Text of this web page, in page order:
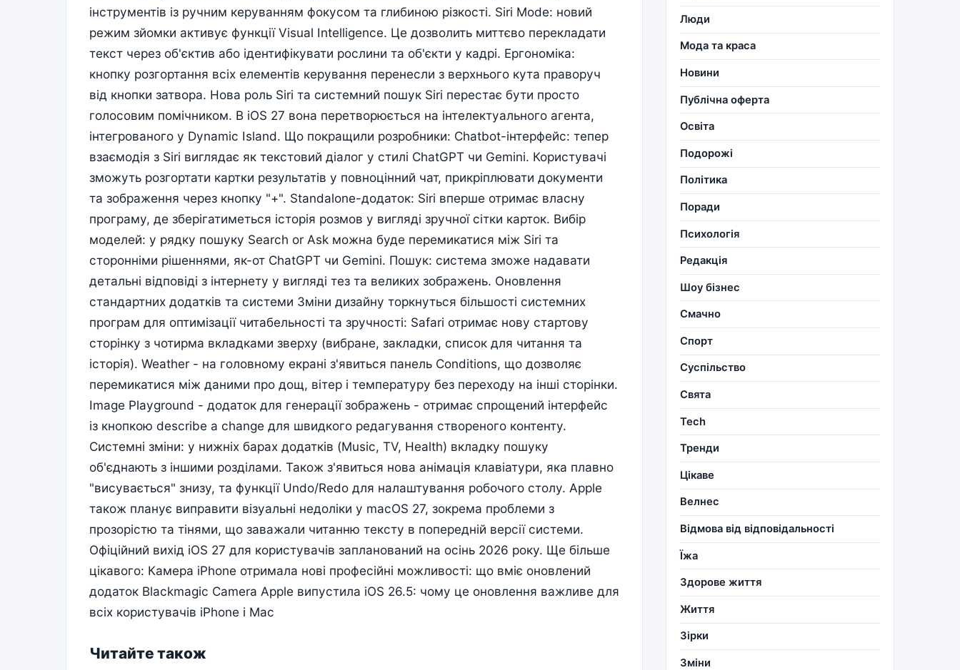
інструментів із ручним керуванням фокусом та глибиною різкості. Siri Mode: новий
режим зйомки активує функції Visual Intelligence. Це дозволить миттєво перекладати
текст через об'єктив або ідентифікувати рослини та об'єкти у кадрі. Ергономіка:
кнопку розгортання всіх елементів керування перенесли з верхнього кута праворуч
від кнопки затвора. Нова роль Siri та системний пошук Siri перестає бути просто
голосовим помічником. В iOS 27 вона перетворюється на інтелектуального агента,
інтегрованого у Dynamic Island. Що покращили розробники: Chatbot-інтерфейс: тепер
взаємодія з Siri виглядає як текстовий діалог у стилі ChatGPT чи Gemini. Користувачі
зможуть розгортати картки результатів у повноцінний чат, прикріплювати документи
та зображення через кнопку "+". Standalone-додаток: Siri вперше отримає власну
програму, де зберігатиметься історія розмов у вигляді зручної сітки карток. Вибір
моделей: у рядку пошуку Search or Ask можна буде перемикатися між Siri та
сторонніми рішеннями, як-от ChatGPT чи Gemini. Пошук: система зможе надавати
детальні відповіді з інтернету у вигляді тез та великих зображень. Оновлення
стандартних додатків та системи Зміни дизайну торкнуться більшості системних
програм для оптимізації читабельності та зручності: Safari отримає нову стартову
сторінку з чотирма вкладками зверху (вибране, закладки, список для читання та
історія). Weather - на головному екрані з'явиться панель Conditions, що дозволяє
перемикатися між даними про дощ, вітер і температуру без переходу на інші сторінки.
Image Playground - додаток для генерації зображень - отримає спрощений інтерфейс
із кнопкою describe a change для швидкого редагування створеного контенту.
Системні зміни: у нижніх барах додатків (Music, TV, Health) вкладку пошуку
об'єднають з іншими розділами. Також з'явиться нова анімація клавіатури, яка плавно
"висувається" знизу, та функції Undo/Redo для налаштування робочого столу. Apple
також планує виправити візуальні недоліки у macOS 27, зокрема проблеми з
прозорістю та тінями, що заважали читанню тексту в попередній версії системи.
Офіційний вихід iOS 27 для користувачів запланований на осінь 2026 року. Ще більше
цікавого: Камера iPhone отримала нові професійні можливості: що вміє оновлений
додаток Blackmagic Camera Apple випустила iOS 26.5: чому це оновлення важливе для
всіх користувачів iPhone і Mac
Читайте також
Люди
Мода та краса
Новини
Публічна оферта
Освіта
Подорожі
Політика
Поради
Психологія
Редакція
Шоу бізнес
Смачно
Спорт
Суспільство
Свята
Tech
Тренди
Цікаве
Велнес
Відмова від відповідальності
Їжа
Здорове життя
Життя
Зірки
Зміни